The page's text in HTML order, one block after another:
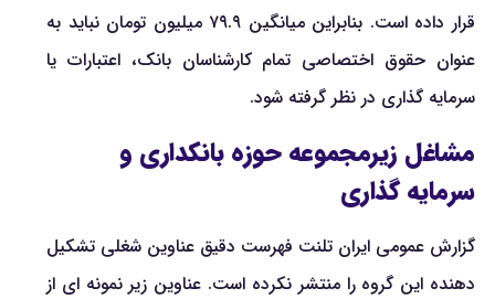
قرار داده است. بنابراین میانگین ۷۹.۹ میلیون تومان نباید به
عنوان حقوق اختصاصی تمام کارشناسان بانک، اعتبارات یا
سرمایه گذاری در نظر گرفته شود.
مشاغل زیرمجموعه حوزه بانکداری و
سرمایه گذاری
گزارش عمومی ایران تلنت فهرست دقیق عناوین شغلی تشکیل
دهنده این گروه را منتشر نکرده است. عناوین زیر نمونه ای از